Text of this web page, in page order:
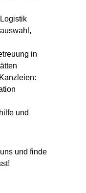
in
und
und finde